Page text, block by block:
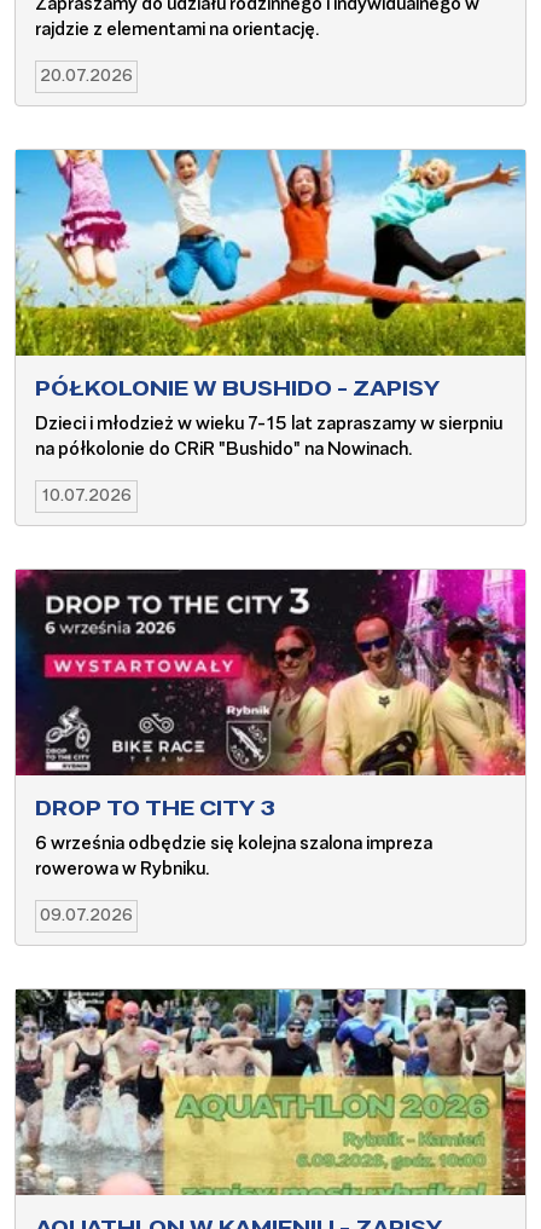
rajdzie z elementami na orientację.
20.07.2026
PÓŁKOLONIE W BUSHIDO - ZAPISY
Dzieci i młodzież w wieku 7-15 lat zapraszamy w sierpniu
na półkolonie do CRiR "Bushido" na Nowinach.
10.07.2026
DROP TO THE CITY 3
6 września odbędzie się kolejna szalona impreza
rowerowa w Rybniku.
09.07.2026